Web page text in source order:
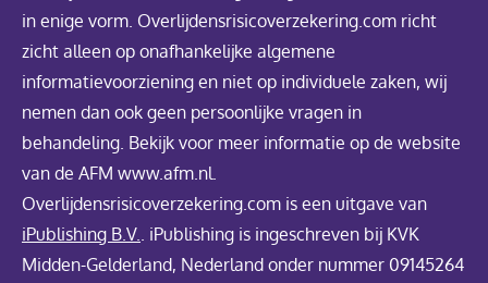
in enige vorm. Overlijdensrisicoverzekering.com richt
zicht alleen op onafhankelijke algemene
informatievoorziening en niet op individuele zaken, wij
nemen dan ook geen persoonlijke vragen in
behandeling. Bekijk voor meer informatie op de website
van de AFM www.afm.nl.
Overlijdensrisicoverzekering.com is een uitgave van
iPublishing B.V.. iPublishing is ingeschreven bij KVK
Midden-Gelderland, Nederland onder nummer 09145264